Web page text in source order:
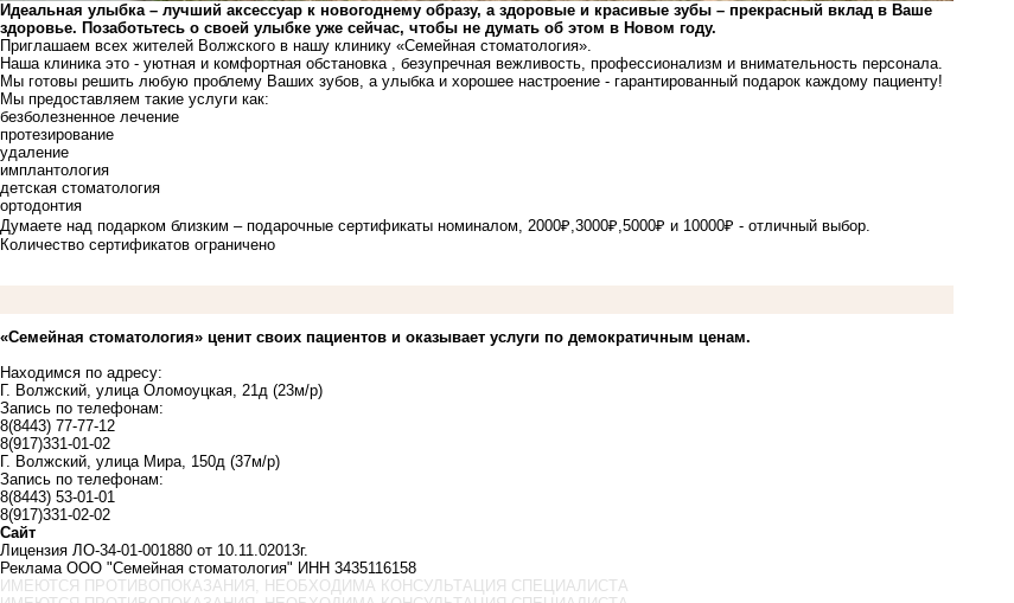
Идеальная улыбка – лучший аксессуар к новогоднему образу, а здоровые и красивые зубы – прекрасный вклад в Ваше
здоровье. Позаботьтесь о своей улыбке уже сейчас, чтобы не думать об этом в Новом году.
Приглашаем всех жителей Волжского в нашу клинику «Семейная стоматология».
Наша клиника это - уютная и комфортная обстановка , безупречная вежливость, профессионализм и внимательность персонала.
Мы готовы решить любую проблему Ваших зубов, а улыбка и хорошее настроение - гарантированный подарок каждому пациенту!
Мы предоставляем такие услуги как:
безболезненное лечение
протезирование
удаление
имплантология
детская стоматология
ортодонтия
Думаете над подарком близким – подарочные сертификаты номиналом, 2000₽,3000₽,5000₽ и 10000₽ - отличный выбор.
Количество сертификатов ограничено
«Семейная стоматология» ценит своих пациентов и оказывает услуги по демократичным ценам.
Находимся по адресу:
Г. Волжский, улица Оломоуцкая, 21д (23м/р)
Запись по телефонам:
8(8443) 77-77-12
8(917)331-01-02
Г. Волжский, улица Мира, 150д (37м/р)
Запись по телефонам:
8(8443) 53-01-01
8(917)331-02-02
Сайт
Лицензия ЛО-34-01-001880 от 10.11.02013г.
Реклама ООО "Семейная стоматология" ИНН 3435116158
ИМЕЮТСЯ ПРОТИВОПОКАЗАНИЯ, НЕОБХОДИМА КОНСУЛЬТАЦИЯ СПЕЦИАЛИСТА